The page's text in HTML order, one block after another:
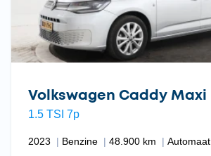
Volkswagen Caddy Maxi
1.5 TSI 7p
2023 Benzine 48.900 km Automaat